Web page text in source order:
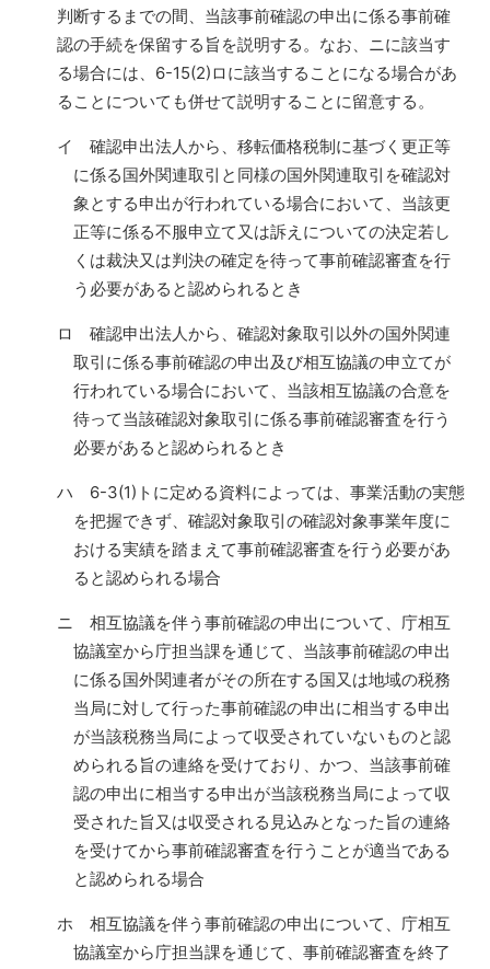
判断するまでの間、当該事前確認の申出に係る事前確
認の手続を保留する旨を説明する。なお、ニに該当す
る場合には、6-15(2)ロに該当することになる場合があ
ることについても併せて説明することに留意する。
イ 確認申出法人から、移転価格税制に基づく更正等
に係る国外関連取引と同様の国外関連取引を確認対
象とする申出が行われている場合において、当該更
正等に係る不服申立て又は訴えについての決定若し
くは裁決又は判決の確定を待って事前確認審査を行
う必要があると認められるとき
ロ 確認申出法人から、確認対象取引以外の国外関連
取引に係る事前確認の申出及び相互協議の申立てが
行われている場合において、当該相互協議の合意を
待って当該確認対象取引に係る事前確認審査を行う
必要があると認められるとき
ハ 6-3(1)トに定める資料によっては、事業活動の実態
を把握できず、確認対象取引の確認対象事業年度に
おける実績を踏まえて事前確認審査を行う必要があ
ると認められる場合
ニ 相互協議を伴う事前確認の申出について、庁相互
協議室から庁担当課を通じて、当該事前確認の申出
に係る国外関連者がその所在する国又は地域の税務
当局に対して行った事前確認の申出に相当する申出
が当該税務当局によって収受されていないものと認
められる旨の連絡を受けており、かつ、当該事前確
認の申出に相当する申出が当該税務当局によって収
受された旨又は収受される見込みとなった旨の連絡
を受けてから事前確認審査を行うことが適当である
と認められる場合
ホ 相互協議を伴う事前確認の申出について、庁相互
協議室から庁担当課を通じて、事前確認審査を終了